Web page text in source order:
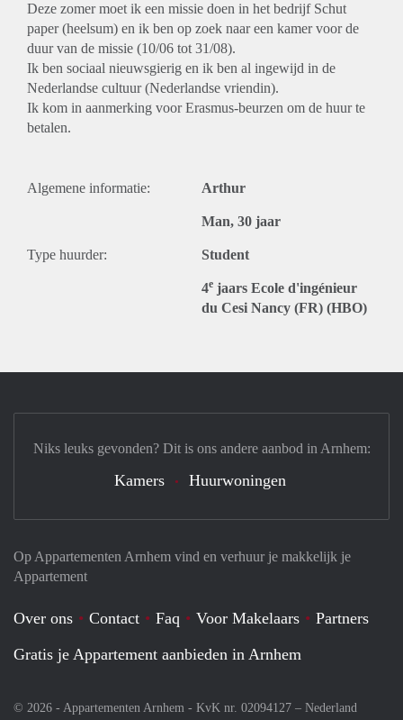
Deze zomer moet ik een missie doen in het bedrijf Schut
paper (heelsum) en ik ben op zoek naar een kamer voor de
duur van de missie (10/06 tot 31/08).
Ik ben sociaal nieuwsgierig en ik ben al ingewijd in de
Nederlandse cultuur (Nederlandse vriendin).
Ik kom in aanmerking voor Erasmus-beurzen om de huur te
betalen.
Algemene informatie: Arthur
Man, 30 jaar
Type huurder: Student
4e jaars Ecole d'ingénieur
du Cesi Nancy (FR) (HBO)
Op Appartementen Arnhem vind en verhuur je makkelijk je
Appartement
Over ons Contact Faq Voor Makelaars
Partners
Gratis je Appartement aanbieden in Arnhem
© 2026 - Appartementen Arnhem - KvK nr. 02094127 – Nederland
Niks leuks gevonden? Dit is ons andere aanbod in Arnhem:
Kamers Huurwoningen